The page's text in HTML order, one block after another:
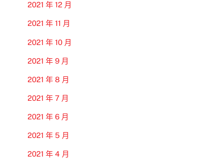
2021 年 12 月
2021 年 11 月
2021 年 10 月
2021 年 9 月
2021 年 8 月
2021 年 7 月
2021 年 6 月
2021 年 5 月
2021 年 4 月